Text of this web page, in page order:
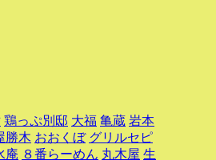
鶏っぷ別邸 大福 亀蔵 岩本
勝木 おおくぼ グリルセピ
庵 ８番らーめん 丸木屋 生